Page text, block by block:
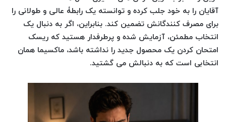
آقایان را به خود جلب کرده و توانسته یک رابطۀ عالی و طولانی را
برای مصرف کنندگانش تضمین کند. بنابراین، اگر به دنبال یک
انتخاب مطمئن، آزمایش شده و پرطرفدار هستید که ریسک
امتحان کردن یک محصول جدید را نداشته باشد، ماکسیما همان
انتخابی است که به دنبالش می گشتید.